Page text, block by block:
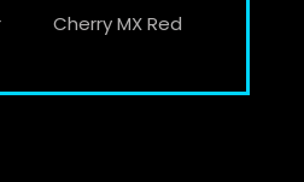
Cherry MX Red